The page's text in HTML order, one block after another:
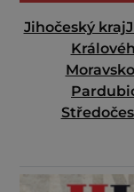
Jihočeský kraj